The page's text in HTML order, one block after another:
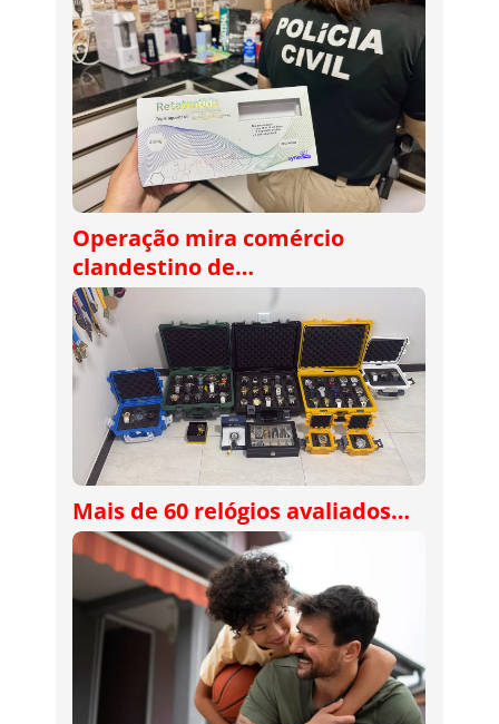
Operação mira comércio
clandestino de…
Mais de 60 relógios avaliados…